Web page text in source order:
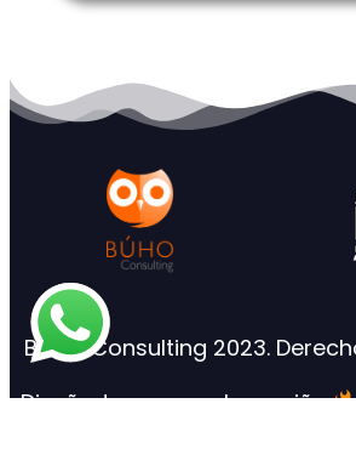
Búho-Consulting 2023.
Diseñado con mucho cariño